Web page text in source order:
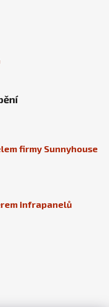
firmy Sunnyhouse
infrapanelů